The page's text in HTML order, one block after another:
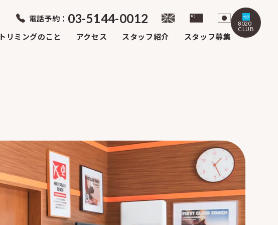
電話予約： 03-5144-0012
トリミングのこと アクセス スタッフ紹介 スタッフ募集
8020
CLUB